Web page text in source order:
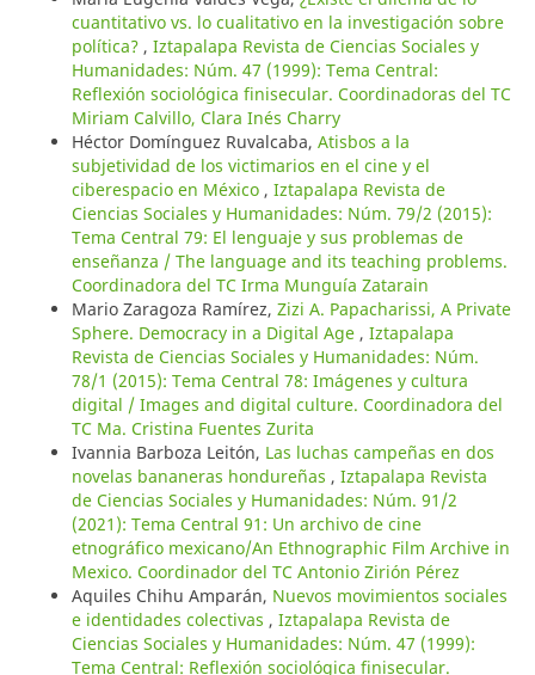
cuantitativo vs. lo cualitativo en la investigación sobre
política? , Iztapalapa Revista de Ciencias Sociales y
Humanidades: Núm. 47 (1999): Tema Central:
Reflexión sociológica finisecular. Coordinadoras del TC
Miriam Calvillo, Clara Inés Charry
Héctor Domínguez Ruvalcaba, Atisbos a la
subjetividad de los victimarios en el cine y el
ciberespacio en México , Iztapalapa Revista de
Ciencias Sociales y Humanidades: Núm. 79/2 (2015):
Tema Central 79: El lenguaje y sus problemas de
enseñanza / The language and its teaching problems.
Coordinadora del TC Irma Munguía Zatarain
Mario Zaragoza Ramírez, Zizi A. Papacharissi, A Private
Sphere. Democracy in a Digital Age , Iztapalapa
Revista de Ciencias Sociales y Humanidades: Núm.
78/1 (2015): Tema Central 78: Imágenes y cultura
digital / Images and digital culture. Coordinadora del
TC Ma. Cristina Fuentes Zurita
Ivannia Barboza Leitón, Las luchas campeñas en dos
novelas bananeras hondureñas , Iztapalapa Revista
de Ciencias Sociales y Humanidades: Núm. 91/2
(2021): Tema Central 91: Un archivo de cine
etnográfico mexicano/An Ethnographic Film Archive in
Mexico. Coordinador del TC Antonio Zirión Pérez
Aquiles Chihu Amparán, Nuevos movimientos sociales
e identidades colectivas , Iztapalapa Revista de
Ciencias Sociales y Humanidades: Núm. 47 (1999):
Tema Central: Reflexión sociológica finisecular.